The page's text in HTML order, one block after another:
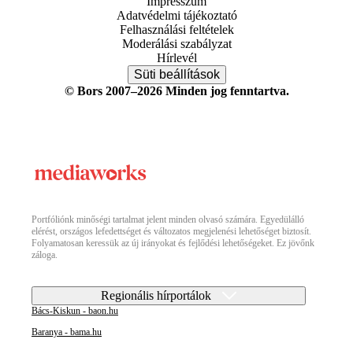
Adatvédelmi tájékoztató
Felhasználási feltételek
Moderálási szabályzat
Hírlevél
Süti beállítások
© Bors 2007–2026 Minden jog fenntartva.
Portfóliónk minőségi tartalmat jelent minden olvasó számára. Egyedülálló
elérést, országos lefedettséget és változatos megjelenési lehetőséget biztosít.
Folyamatosan keressük az új irányokat és fejlődési lehetőségeket. Ez jövőnk
záloga.
Regionális hírportálok
Bács-Kiskun - baon.hu
Baranya - bama.hu